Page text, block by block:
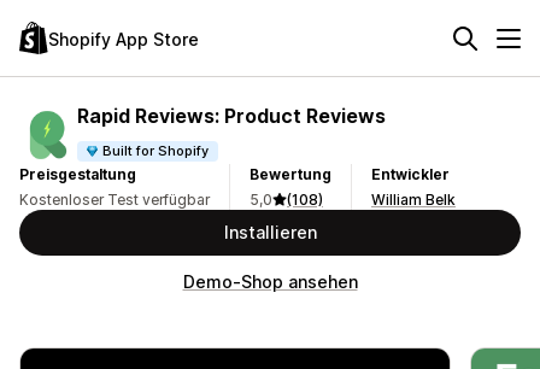
Shopify App Store
Rapid Reviews: Product Reviews
Built for Shopify
Preisgestaltung
Kostenloser Test verfügbar
Bewertung
5,0
(108)
Entwickler
William Belk
Installieren
Demo-Shop ansehen